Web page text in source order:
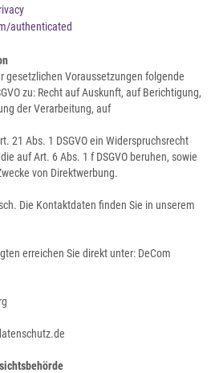
authenticated
gesetzlichen Voraussetzungen folgende
zu: Recht auf Auskunft, auf Berichtigung,
der Verarbeitung, auf
21 Abs. 1 DSGVO ein Widerspruchsrecht
auf Art. 6 Abs. 1 f DSGVO beruhen, sowie
von Direktwerbung.
Die Kontaktdaten finden Sie in unserem
erreichen Sie direkt unter: DeCom